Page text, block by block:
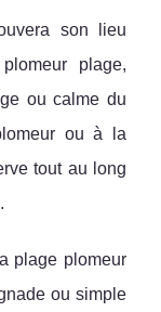
son lieu
plage,
ou calme du
ou à la
tout au long
plage plomeur
ou simple